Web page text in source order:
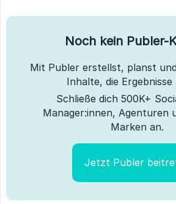
Noch kein Publer-
Mit Publer erstellst, planst
Inhalte, die Ergebnisse
Schließe dich 500K+
Manager:innen, Agenturen
Marken an.
Jetzt Publer